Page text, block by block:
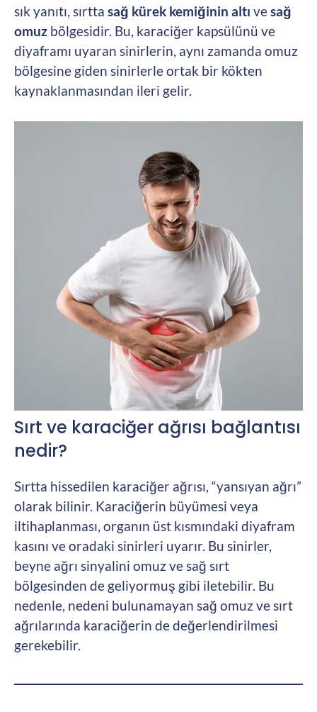
sık yanıtı, sırtta sağ kürek kemiğinin altı vesağ
omuz bölgesidir. Bu, karaciğer kapsülünü ve
diyaframı uyaran sinirlerin, aynı zamanda omuz
bölgesine giden sinirlerle ortak bir kökten
kaynaklanmasından ileri gelir.
Sırt ve karaciğer ağrısı bağlantısı
nedir?
Sırtta hissedilen karaciğer ağrısı, “yansıyan ağrı”
olarak bilinir. Karaciğerin büyümesi veya
iltihaplanması, organın üst kısmındaki diyafram
kasını ve oradaki sinirleri uyarır. Bu sinirler,
beyne ağrı sinyalini omuz ve sağ sırt
bölgesinden de geliyormuş gibi iletebilir. Bu
nedenle, nedeni bulunamayan sağ omuz ve sırt
ağrılarında karaciğerin de değerlendirilmesi
gerekebilir.